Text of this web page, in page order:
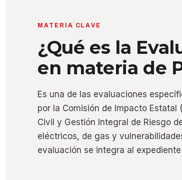
MATERIA CLAVE
¿Qué es la
en materia de
Es una de las evaluaciones
por la Comisión de Impacto Estatal
Civil y Gestión Integral de Riesgo
eléctricos, de gas y
evaluación se integra al